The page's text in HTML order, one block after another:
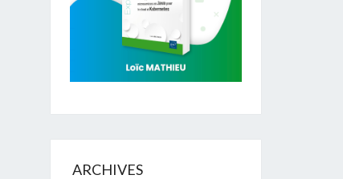
ARCHIVES